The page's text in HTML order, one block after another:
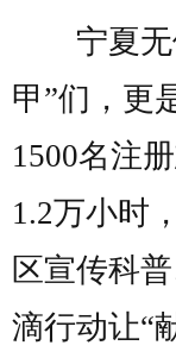
宁夏无
甲”们，更
1500名注
1.2万小时
区宣传科
滴行动让“